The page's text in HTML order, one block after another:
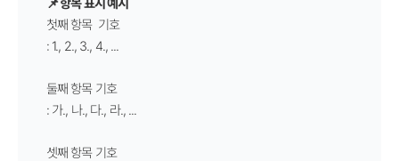
첫째 항목 기호
: 1., 2., 3., 4., ...
둘째 항목 기호
: 가., 나., 다., 라., ...
셋째 항목 기호